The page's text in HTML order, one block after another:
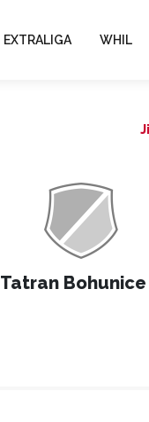
EXTRALIGA WHIL
Tatran Bohunice